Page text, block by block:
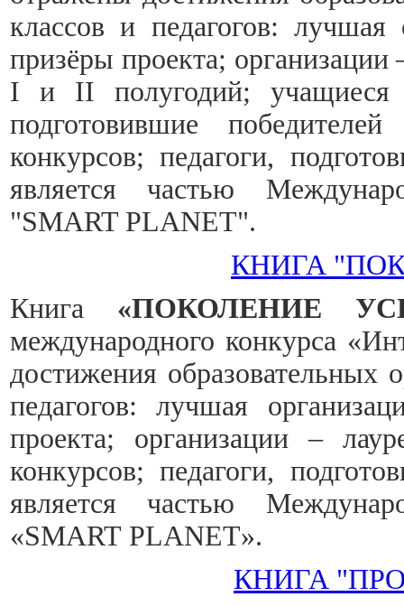
классов и педагогов: лучшая
призёры проекта;
I и II полугодий; учащиеся
подготовившие
конкурсов; педагоги,
является частью
"SMART PLANET".
КНИГА
Книга «ПОКОЛЕНИЕ
международного конкурса
достижения образовательных
педагогов: лучшая
проекта; организации –
конкурсов; педагоги,
является частью
«SMART PLANET».
КНИГА